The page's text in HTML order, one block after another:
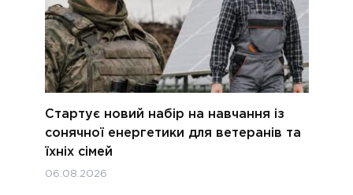
Стартує новий набір на навчання із
сонячної енергетики для ветеранів та
їхніх сімей
06.08.2026